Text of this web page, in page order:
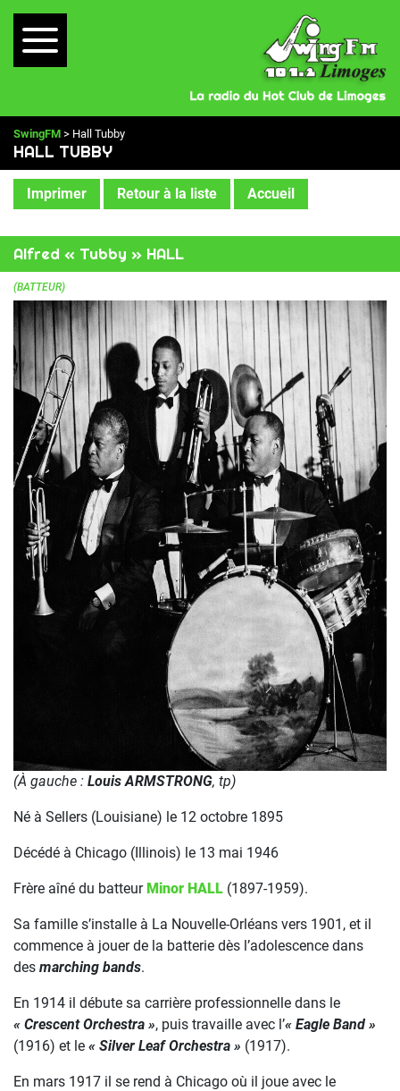
SwingFM > Hall Tubby
HALL TUBBY
Imprimer Retour à la liste Accueil
Alfred « Tubby » HALL
(BATTEUR)
(À gauche : Louis ARMSTRONG, tp)
Né à Sellers (Louisiane) le 12 octobre 1895
Décédé à Chicago (Illinois) le 13 mai 1946
Frère aîné du batteurMinor HALL (1897-1959).
Sa famille s’installe à La Nouvelle-Orléans vers 1901, et il
commence à jouer de la batterie dès l’adolescence dans
des marching bands.
En 1914 il débute sa carrière professionnelle dans le
« Crescent Orchestra », puis travaille avec l’« Eagle Band »
(1916) et le « Silver Leaf Orchestra » (1917).
En mars 1917 il se rend à Chicago où il joue avec le